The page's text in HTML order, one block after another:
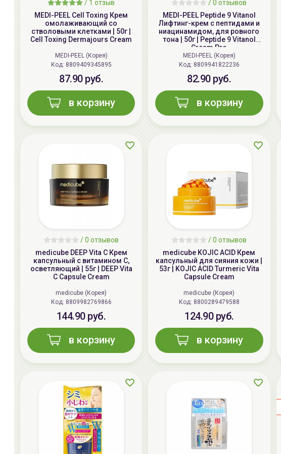
/ 1 отзыв
MEDI-PEEL Cell Toxing Крем
омолаживающий со
стволовыми клетками | 50г |
Cell Toxing Dermajours Cream
MEDI-PEEL (Корея)
Код: 8809409345895
87.90 руб.
в корзину
/0 отзывов
MEDI-PEEL Peptide 9 Vitanol
Лифтинг-крем с пептидами и
ниацинамидом, для ровного
тона | 50г | Peptide 9 Vitanol
Cream Pro
MEDI-PEEL (Корея)
Код: 8809941822236
82.90 руб.
в корзину
/0 отзывов
medicube DEEP Vita C Крем
капсульный с витамином С,
осветляющий | 55г | DEEP Vita
C Capsule Cream
medicube (Корея)
Код: 8809982769866
144.90 руб.
в корзину
/0 отзывов
medicube KOJIC ACID Крем
капсульный для сияния кожи |
53г | KOJIC ACID Turmeric Vita
Capsule Cream
medicube (Корея)
Код: 8800289479588
124.90 руб.
в корзину